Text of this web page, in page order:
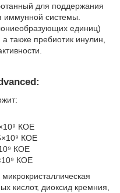
для поддержания
иммунной системы.
единиц)
также пребиотик инулин,
:
КОЕ
КОЕ
КОЕ
КОЕ
микрокристаллическая
кислот, диоксид кремния,